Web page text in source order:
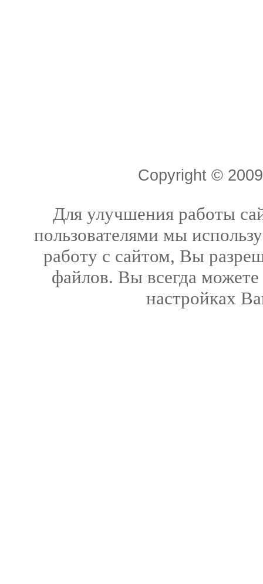
Copyright ©
Для улучшения работы
пользователями мы
работу с сайтом, Вы
файлов. Вы всегда
настройках